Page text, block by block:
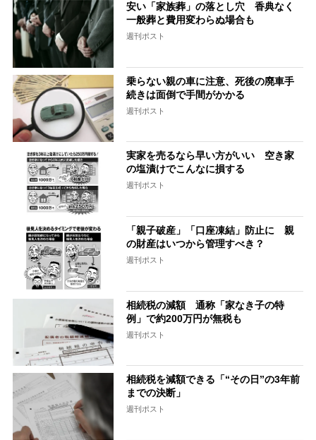
安い「家族葬」の落とし穴 香典なく
一般葬と費用変わらぬ場合も
週刊ポスト
乗らない親の車に注意、死後の廃車手
続きは面倒で手間がかかる
週刊ポスト
実家を売るなら早い方がいい 空き家
の塩漬けでこんなに損する
週刊ポスト
「親子破産」「口座凍結」防止に 親
の財産はいつから管理すべき？
週刊ポスト
相続税の減額 通称「家なき子の特
例」で約200万円が無税も
週刊ポスト
相続税を減額できる「“その日”の3年前
までの決断」
週刊ポスト